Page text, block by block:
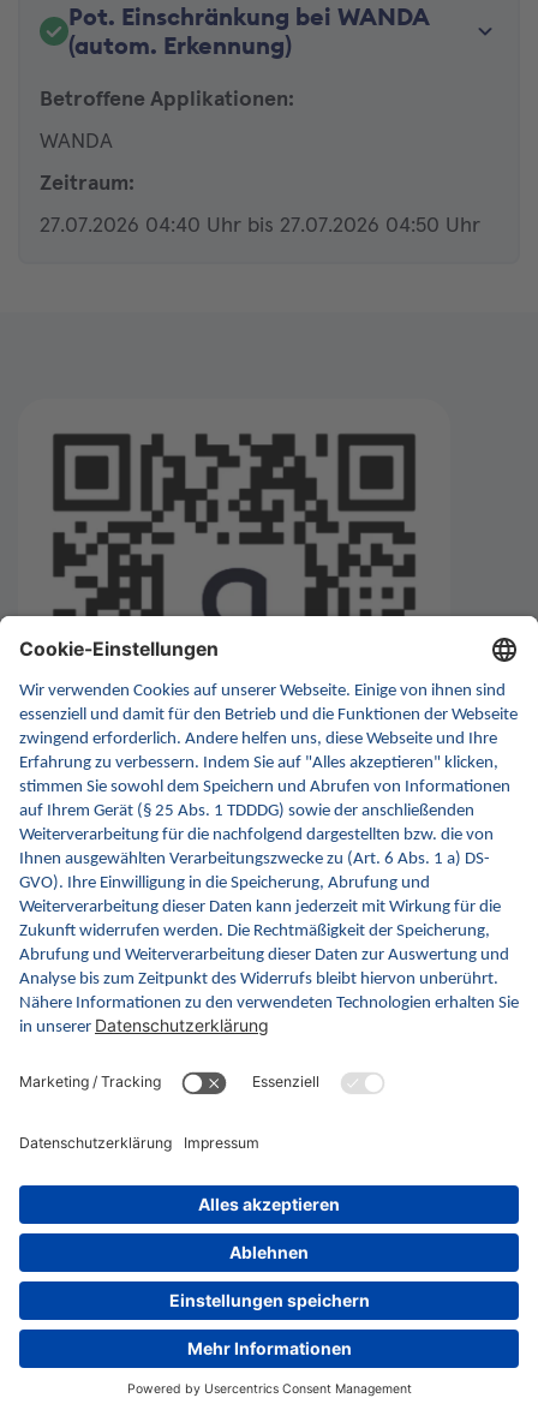
Pot. Einschränkung bei WANDA
(autom. Erkennung)
Betroffene Applikationen:
WANDA
Zeitraum:
27.07.2026 04:40 Uhr bis 27.07.2026 04:50 Uhr
Informiert bleiben
Bleiben Sie auf dem Laufenden mit
dem WhatsApp Channel des TI Status .
Channel abonnieren
gematik GmbH
Rosenthaler Straße 30
10178 Berlin